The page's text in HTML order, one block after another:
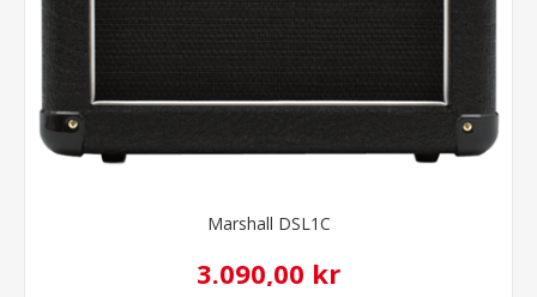
Marshall DSL1C
3.090,00 kr